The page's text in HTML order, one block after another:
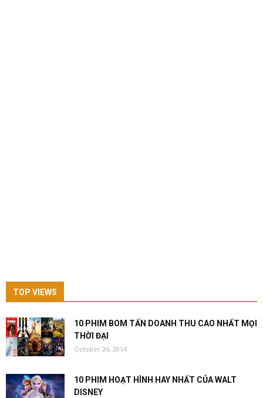
TOP VIEWS
10 PHIM BOM TẤN DOANH THU CAO NHẤT MỌI
THỜI ĐẠI
October 26, 2014
10 PHIM HOẠT HÌNH HAY NHẤT CỦA WALT
DISNEY